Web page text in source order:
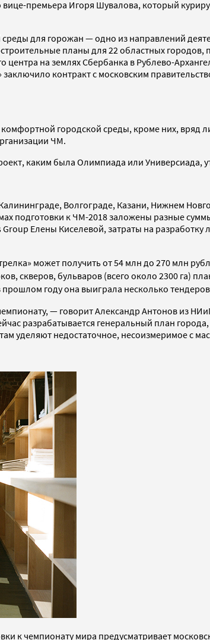
вице-премьера Игоря Шувалова, который
для горожан — одно из направлений
планы для 22 областных
центра на землях Сбербанка в Рублево-
контракт с московским
городской среды, кроме них, вряд
ЧМ.
каким была Олимпиада или Универсиада,
Волгограде, Казани, Нижнем
подготовки к ЧМ-2018 заложены разные
Елены Киселевой, затраты на
может получить от 54 млн до 270 млн
скверов, бульваров (всего около 2300 га)
прошлом году она выиграла несколько
— говорит Александр Антонов из
разрабатывается генеральный план
уделяют недостаточное, несоизмеримое с
к чемпионату мира предусматривает